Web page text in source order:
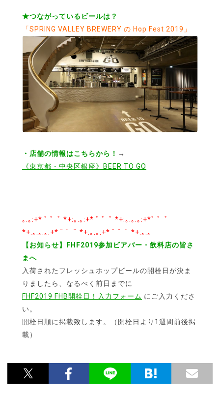
★つながっているビールは？
「SPRING VALLEY BREWERY の Hop Fest 2019」
・店舗の情報はこちらから！ →
《東京都・中央区銀座》BEER TO GO
｡.｡:+* ﾟ ゜ﾟ *+:｡.｡:+* ﾟ ゜ﾟ *+:｡.｡.｡:+*ﾟ ゜ﾟ
*+:｡.｡.｡:+* ﾟ ゜ﾟ *+:｡.｡:+* ﾟ ゜ﾟ *+:｡.｡
【お知らせ】FHF2019参加ビアバー・飲料店の皆さ
まへ
入荷されたフレッシュホップビールの開栓日が決ま
りましたら、なるべく前日までに
FHF2019 FHB開栓日！入力フォーム にご入力くださ
い。
開栓日順に掲載致します。（開栓日より1週間前後掲
載）